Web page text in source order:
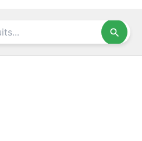
search